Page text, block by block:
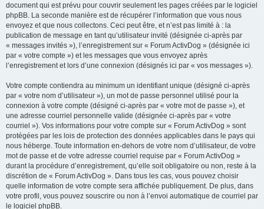
document qui est prévu pour couvrir seulement les pages créées par le logiciel
phpBB. La seconde manière est de récupérer l’information que vous nous
envoyez et que nous collectons. Ceci peut être, et n’est pas limité à : la
publication de message en tant qu’utilisateur invité (désignée ci-après par
« messages invités »), l’enregistrement sur « Forum ActivDog » (désignée ici
par « votre compte ») et les messages que vous envoyez après
l’enregistrement et lors d’une connexion (désignés ici par « vos messages »).
Votre compte contiendra au minimum un identifiant unique (désigné ci-après
par « votre nom d’utilisateur »), un mot de passe personnel utilisé pour la
connexion à votre compte (désigné ci-après par « votre mot de passe »), et
une adresse courriel personnelle valide (désignée ci-après par « votre
courriel »). Vos informations pour votre compte sur « Forum ActivDog » sont
protégées par les lois de protection des données applicables dans le pays qui
nous héberge. Toute information en-dehors de votre nom d’utilisateur, de votre
mot de passe et de votre adresse courriel requise par « Forum ActivDog »
durant la procédure d’enregistrement, qu’elle soit obligatoire ou non, reste à la
discrétion de « Forum ActivDog ». Dans tous les cas, vous pouvez choisir
quelle information de votre compte sera affichée publiquement. De plus, dans
votre profil, vous pouvez souscrire ou non à l’envoi automatique de courriel par
le logiciel phpBB.